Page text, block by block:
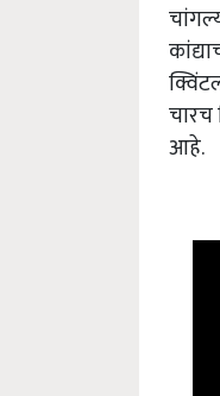
चारच
आहे.